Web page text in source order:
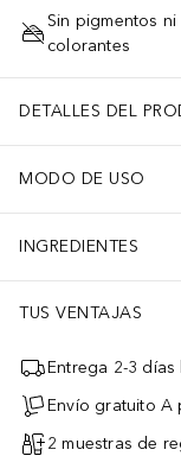
Sin pigmentos ni
colorantes
DETALLES DEL
MODO DE USO
INGREDIENTES
TUS VENTAJAS
Entrega 2-3
Envío gratuito A
2 muestras de